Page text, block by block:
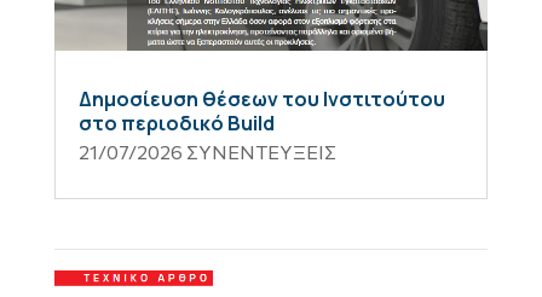
Δημοσίευση θέσεων του Ινστιτούτου
στο περιοδικό Build
21/07/2026 ΣΥΝΕΝΤΕΥΞΕΙΣ